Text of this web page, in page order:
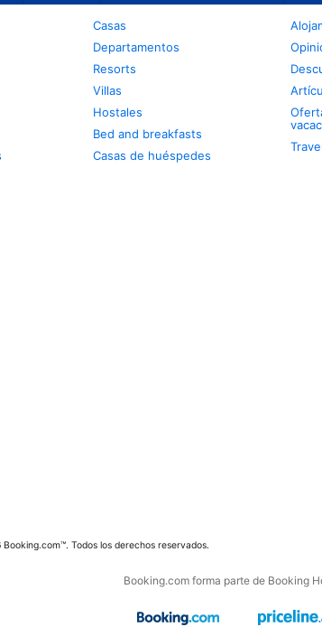
Casas
Departamentos
Resorts
Villas
Hostales
Bed and breakfasts
Casas de huéspedes
Todos los derechos reservados.
Booking.com forma parte de Booking